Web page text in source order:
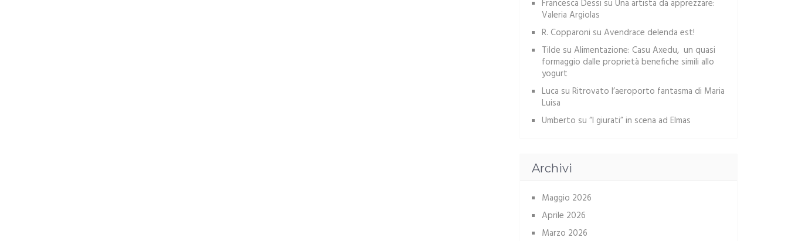
Francesca Dessi su Una artista da apprezzare:
Valeria Argiolas
R. Copparoni su Avendrace delenda est!
Tilde su Alimentazione: Casu Axedu, un quasi
formaggio dalle proprietà benefiche simili allo
yogurt
Luca su Ritrovato l’aeroporto fantasma di Maria
Luisa
Umberto su “I giurati” in scena ad Elmas
Archivi
Maggio 2026
Aprile 2026
Marzo 2026